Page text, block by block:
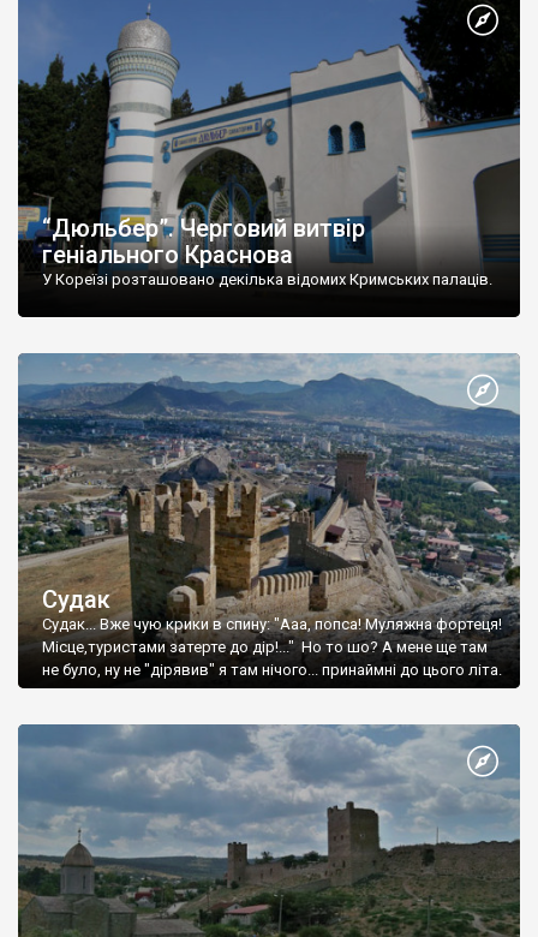
“Дюльбер”. Черговий витвір
геніального Краснова
У Кореїзі розташовано декілька відомих Кримських палаців.
Судак
Судак... Вже чую крики в спину: "Ааа, попса! Муляжна фортеця!
Місце,туристами затерте до дір!..." Но то шо? А мене ще там
не було, ну не "дірявив" я там нічого... принаймні до цього літа.